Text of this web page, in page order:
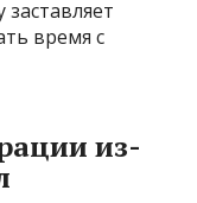
время с
из-